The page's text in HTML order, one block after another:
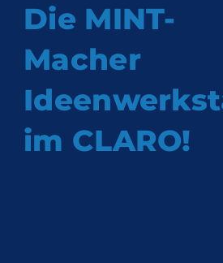
Die MINT-
Macher
im CLARO!